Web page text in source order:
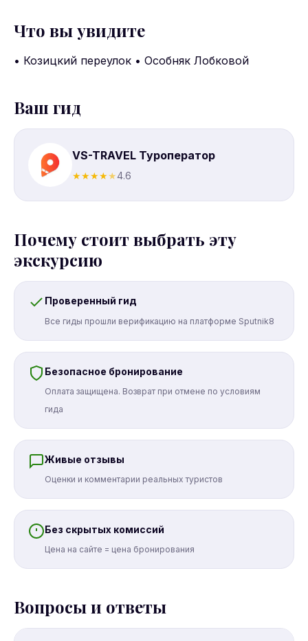
Что вы увидите
• Козицкий переулок • Особняк Лобковой
Ваш гид
VS-TRAVEL Туроператор
★★★★★4.6
Почему стоит выбрать эту
экскурсию
Проверенный гид
Все гиды прошли верификацию на платформе Sputnik8
Безопасное бронирование
Оплата защищена. Возврат при отмене по условиям
гида
Живые отзывы
Оценки и комментарии реальных туристов
Без скрытых комиссий
Цена на сайте = цена бронирования
Вопросы и ответы